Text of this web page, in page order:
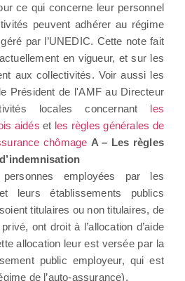
ce qui concerne leur personnel
peuvent adhérer au régime
par l’UNEDIC. Cette note fait
en vigueur, et sur les
aux collectivités. Voir aussi les
Président de l'AMF au Directeur
locales concernant les
aidéset les règles générales de
chômage A – Les règles
personnes employées par les
leurs établissements publics
titulaires ou non titulaires, de
ont droit à l’allocation d’aide
allocation leur est versée par la
public employeur, qui est
de l’auto-assurance).